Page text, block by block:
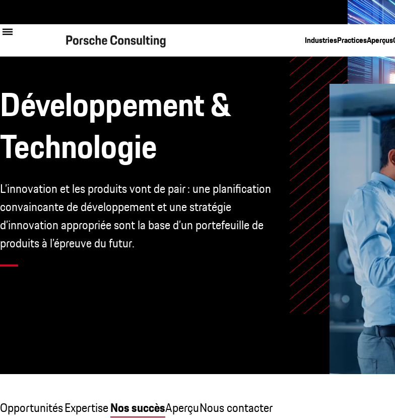
to
main
IndustriesPracticesAperçus
Développement &
Technologie
L’innovation et les produits vont de pair : une planification
convaincante de développement et une stratégie
d’innovation appropriée sont la base d’un portefeuille de
produits à l’épreuve du futur.
OpportunitésExpertiseNos succèsAperçuNous contacter